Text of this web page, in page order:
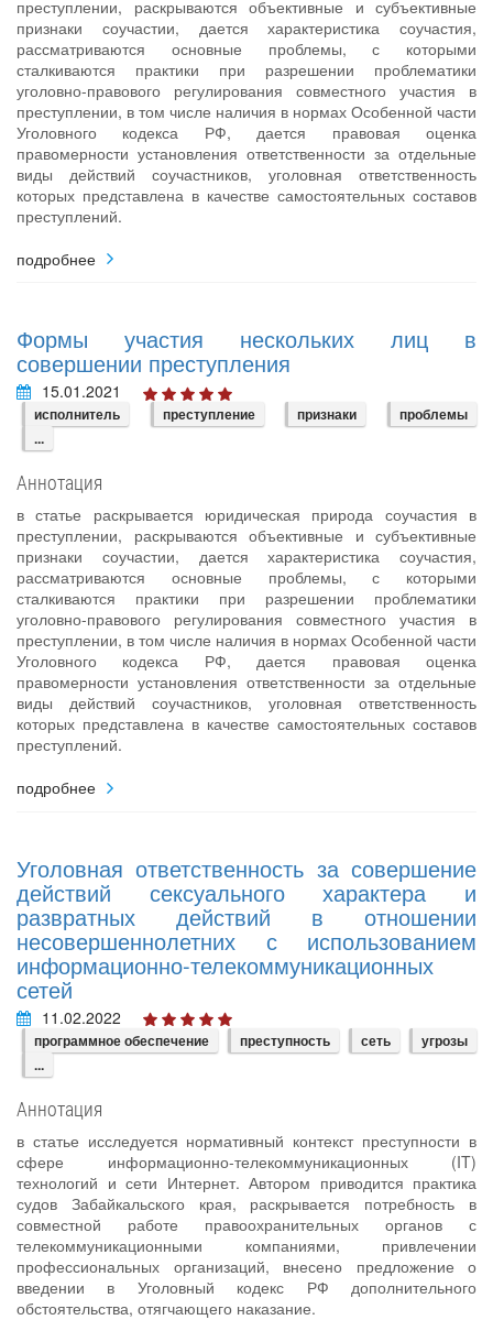
преступлении, раскрываются объективные и субъективные
признаки соучастии, дается характеристика соучастия,
рассматриваются основные проблемы, с которыми
сталкиваются практики при разрешении проблематики
уголовно-правового регулирования совместного участия в
преступлении, в том числе наличия в нормах Особенной части
Уголовного кодекса РФ, дается правовая оценка
правомерности установления ответственности за отдельные
виды действий соучастников, уголовная ответственность
которых представлена в качестве самостоятельных составов
преступлений.
подробнее
Формы участия нескольких лиц в
совершении преступления
15.01.2021
исполнитель преступление признаки
проблемы
...
Аннотация
в статье раскрывается юридическая природа соучастия в
преступлении, раскрываются объективные и субъективные
признаки соучастии, дается характеристика соучастия,
рассматриваются основные проблемы, с которыми
сталкиваются практики при разрешении проблематики
уголовно-правового регулирования совместного участия в
преступлении, в том числе наличия в нормах Особенной части
Уголовного кодекса РФ, дается правовая оценка
правомерности установления ответственности за отдельные
виды действий соучастников, уголовная ответственность
которых представлена в качестве самостоятельных составов
преступлений.
подробнее
Уголовная ответственность за совершение
действий сексуального характера и
развратных действий в отношении
несовершеннолетних с использованием
информационно-телекоммуникационных
сетей
11.02.2022
программное обеспечение преступность сеть
угрозы
...
Аннотация
в статье исследуется нормативный контекст преступности в
сфере информационно-телекоммуникационных (IT)
технологий и сети Интернет. Автором приводится практика
судов Забайкальского края, раскрывается потребность в
совместной работе правоохранительных органов с
телекоммуникационными компаниями, привлечении
профессиональных организаций, внесено предложение о
введении в Уголовный кодекс РФ дополнительного
обстоятельства, отягчающего наказание.